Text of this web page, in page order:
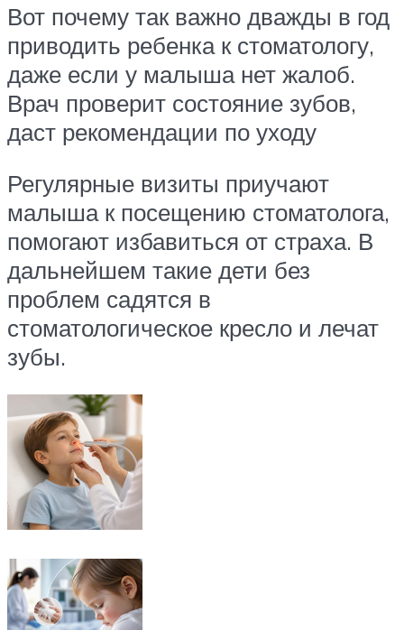
Вот почему так важно дважды в год
приводить ребенка к стоматологу,
даже если у малыша нет жалоб.
Врач проверит состояние зубов,
даст рекомендации по уходу
Регулярные визиты приучают
малыша к посещению стоматолога,
помогают избавиться от страха. В
дальнейшем такие дети без
проблем садятся в
стоматологическое кресло и лечат
зубы.